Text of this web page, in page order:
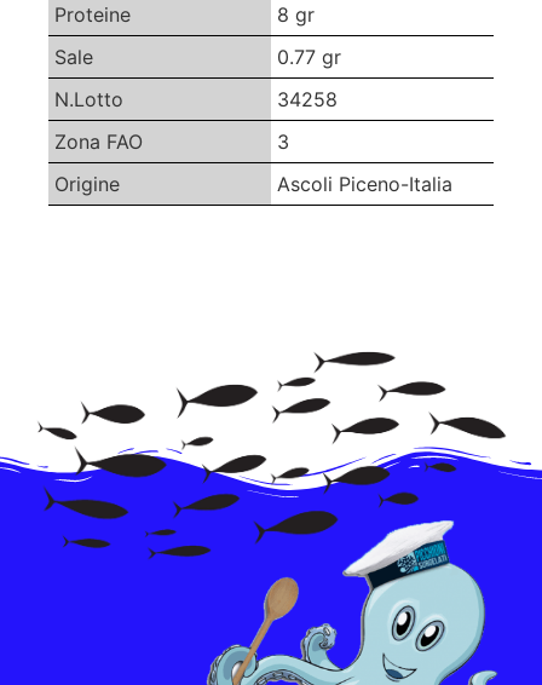
Proteine
8 gr
Sale
0.77 gr
N.Lotto
34258
Zona FAO
3
Origine
Ascoli Piceno-Italia